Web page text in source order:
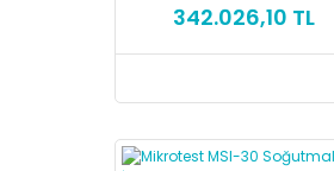
342.026,10 TL